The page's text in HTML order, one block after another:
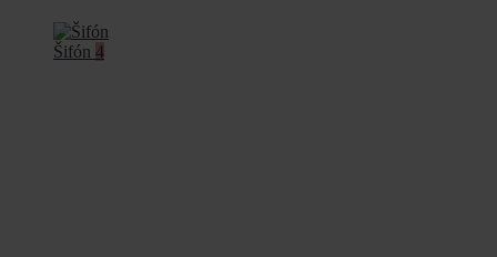
Šifón 4